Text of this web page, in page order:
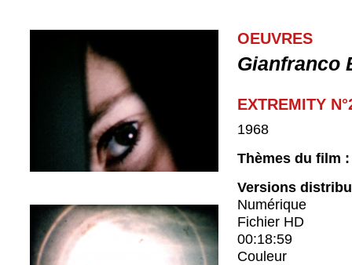
OEUVRES
Gianfranco
EXTREMITY
1968
Thèmes du film
Versions
Numérique
Fichier HD
00:18:59
Couleur